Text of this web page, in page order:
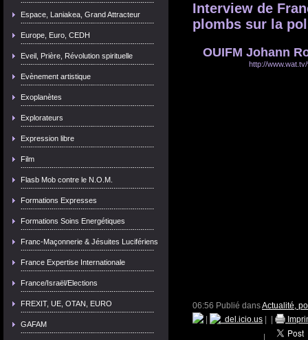
Espace, Laniakea, Grand Attracteur
Europe, Euro, CEDH
Eveil, Prière, Révolution spirituelle
Evènement artistique
Exoplanètes
Explorateurs
Expression libre
Film
Flasb Mob contre le N.O.M.
Formations Expresses
Formations Soins Energétiques
Franc-Maçonnerie & Jésuites Lucifériens
France Expertise Internationale
France/Israël/Elections
FREXIT, UE, OTAN, EURO
GAFAM
Interview de
plombs sur la
OUIFM Johann
http://
06:56 Publié dansActualité,
del.icio.us